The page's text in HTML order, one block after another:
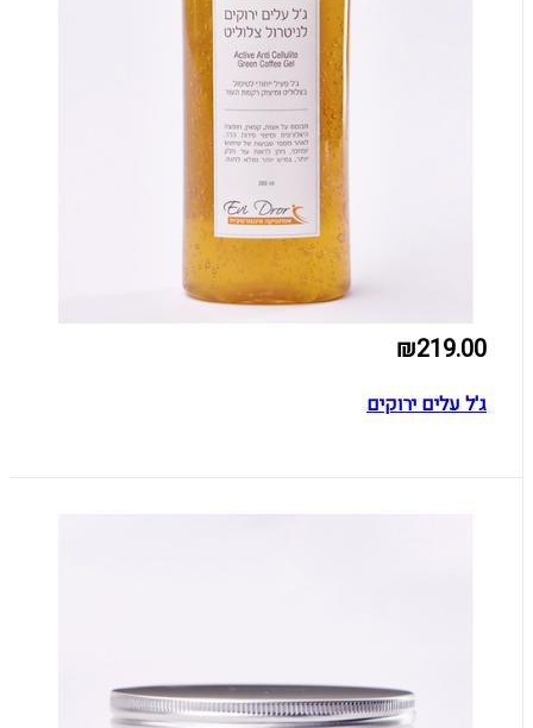
₪219.00
ג'ל עלים ירוקים